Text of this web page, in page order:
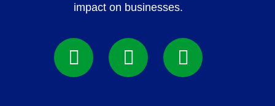
impact on businesses.